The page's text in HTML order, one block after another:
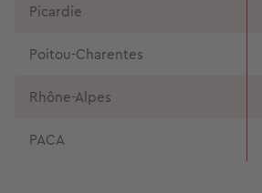
Picardie
Poitou-Charentes
Rhône-Alpes
PACA